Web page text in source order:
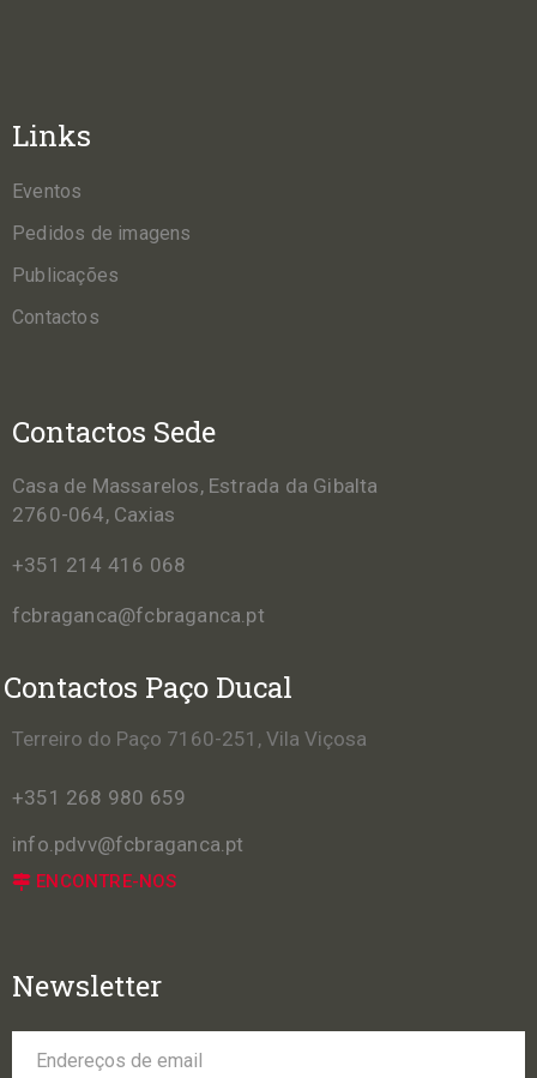
Links
Eventos
Pedidos de imagens
Publicações
Contactos
Contactos Sede
Casa de Massarelos, Estrada da Gibalta
2760-064, Caxias
+351 214 416 068
fcbraganca@fcbraganca.pt
Contactos Paço Ducal
Terreiro do Paço 7160-251, Vila Viçosa
+351 268 980 659
info.pdvv@fcbraganca.pt
ENCONTRE-NOS
Newsletter